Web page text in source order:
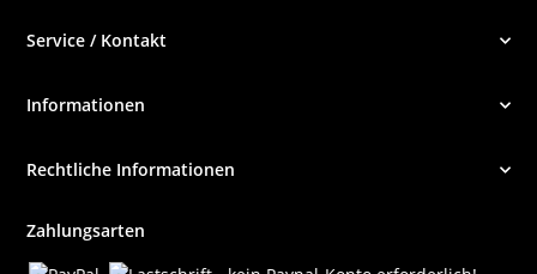
Service / Kontakt
Informationen
Rechtliche Informationen
Zahlungsarten